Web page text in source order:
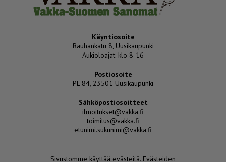
Käyntiosoite
Rauhankatu 8, Uusikaupunki
Aukioloajat: klo 8-16
Postiosoite
PL 84, 23501 Uusikaupunki
Sähköpostiosoitteet
ilmoitukset@vakka.fi
toimitus@vakka.fi
etunimi.sukunimi@vakka.fi
Sivustomme käyttää evästeitä. Evästeiden